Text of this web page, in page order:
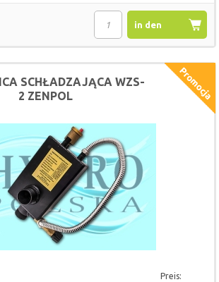
in den
Preis:
SCHŁADZAJĄCA WZS-
2 ZENPOL